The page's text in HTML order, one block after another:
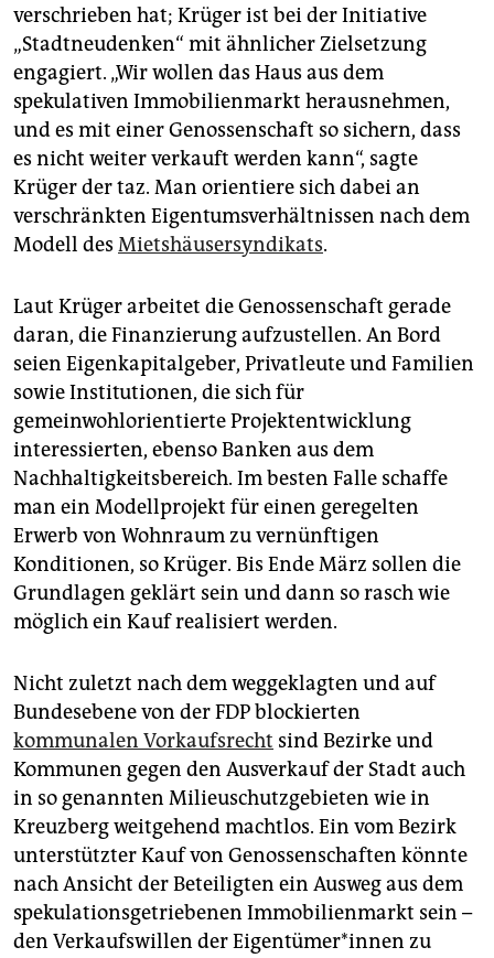
verschrieben hat; Krüger ist bei der Initiative
„Stadtneudenken“ mit ähnlicher Zielsetzung
engagiert. „Wir wollen das Haus aus dem
spekulativen Immobilienmarkt herausnehmen,
und es mit einer Genossenschaft so sichern, dass
es nicht weiter verkauft werden kann“, sagte
Krüger der taz. Man orientiere sich dabei an
verschränkten Eigentumsverhältnissen nach dem
Modell des Mietshäusersyndikats.
Laut Krüger arbeitet die Genossenschaft gerade
daran, die Finanzierung aufzustellen. An Bord
seien Eigenkapitalgeber, Privatleute und Familien
sowie Institutionen, die sich für
gemeinwohlorientierte Projektentwicklung
interessierten, ebenso Banken aus dem
Nachhaltigkeitsbereich. Im besten Falle schaffe
man ein Modellprojekt für einen geregelten
Erwerb von Wohnraum zu vernünftigen
Konditionen, so Krüger. Bis Ende März sollen die
Grundlagen geklärt sein und dann so rasch wie
möglich ein Kauf realisiert werden.
Nicht zuletzt nach dem weggeklagten und auf
Bundesebene von der FDP blockierten
kommunalen Vorkaufsrecht sind Bezirke und
Kommunen gegen den Ausverkauf der Stadt auch
in so genannten Milieuschutzgebieten wie in
Kreuzberg weitgehend machtlos. Ein vom Bezirk
unterstützter Kauf von Genossenschaften könnte
nach Ansicht der Beteiligten ein Ausweg aus dem
spekulationsgetriebenen Immobilienmarkt sein –
den Verkaufswillen der Ei­gen­tü­me­r*in­nen zu